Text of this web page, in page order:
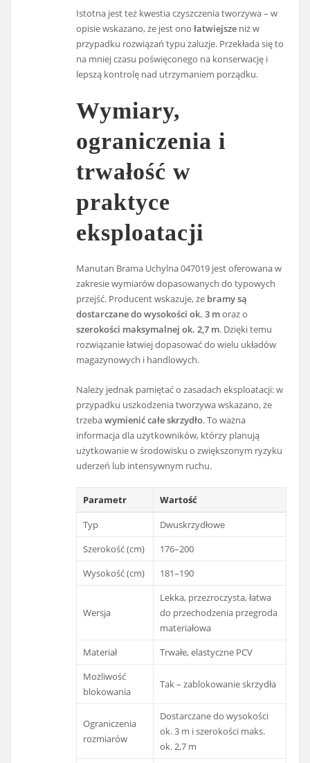
Istotna jest też kwestia czyszczenia tworzywa – w
opisie wskazano, że jest onołatwiejsze niż w
przypadku rozwiązań typu żaluzje. Przekłada się to
na mniej czasu poświęconego na konserwację i
lepszą kontrolę nad utrzymaniem porządku.
Wymiary,
ograniczenia i
trwałość w
praktyce
eksploatacji
Manutan Brama Uchylna 047019 jest oferowana w
zakresie wymiarów dopasowanych do typowych
przejść. Producent wskazuje, że bramy są
dostarczane do wysokości ok. 3 moraz o
szerokości maksymalnej ok. 2,7 m. Dzięki temu
rozwiązanie łatwiej dopasować do wielu układów
magazynowych i handlowych.
Należy jednak pamiętać o zasadach eksploatacji: w
przypadku uszkodzenia tworzywa wskazano, że
trzebawymienić całe skrzydło. To ważna
informacja dla użytkowników, którzy planują
użytkowanie w środowisku o zwiększonym ryzyku
uderzeń lub intensywnym ruchu.
Parametr
Wartość
Typ
Dwuskrzydłowe
Szerokość (cm)
176–200
Wysokość (cm)
181–190
Wersja
Lekka, przezroczysta, łatwa
do przechodzenia przegroda
materiałowa
Materiał
Trwałe, elastyczne PCV
Możliwość
blokowania
Tak – zablokowanie skrzydła
Ograniczenia
rozmiarów
Dostarczane do wysokości
ok. 3 m i szerokości maks.
ok. 2,7 m